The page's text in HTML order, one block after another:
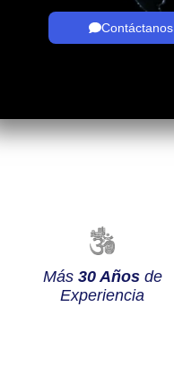
Contáctanos
Más 30 Añosde
Experiencia